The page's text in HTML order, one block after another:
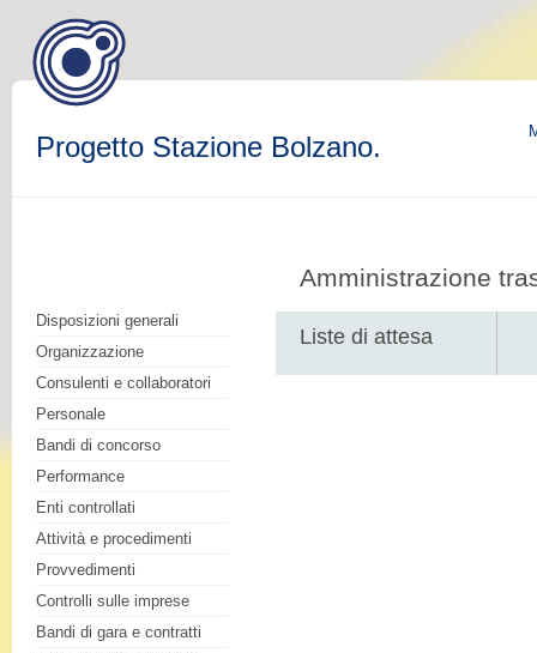
Progetto Stazione Bolzano.
Disposizioni generali
Organizzazione
Consulenti e collaboratori
Personale
Bandi di concorso
Performance
Enti controllati
Attività e procedimenti
Provvedimenti
Controlli sulle imprese
Bandi di gara e contratti
Amministrazione
Liste di attesa